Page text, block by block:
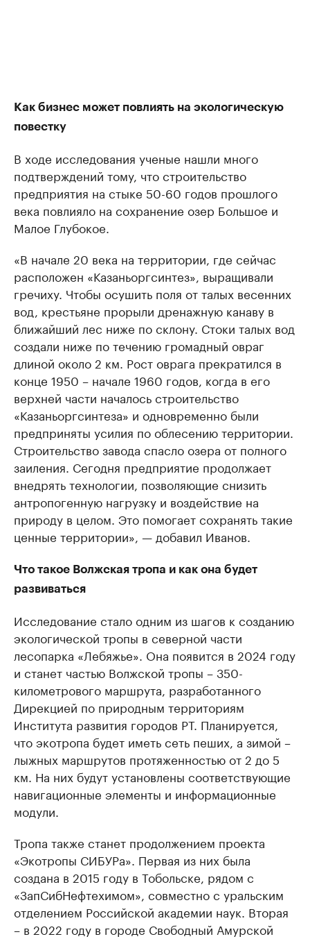
Как бизнес может повлиять на экологическую
повестку
В ходе исследования ученые нашли много
подтверждений тому, что строительство
предприятия на стыке 50-60 годов прошлого
века повлияло на сохранение озер Большое и
Малое Глубокое.
«В начале 20 века на территории, где сейчас
расположен «Казаньоргсинтез», выращивали
гречиху. Чтобы осушить поля от талых весенних
вод, крестьяне прорыли дренажную канаву в
ближайший лес ниже по склону. Стоки талых вод
создали ниже по течению громадный овраг
длиной около 2 км. Рост оврага прекратился в
конце 1950 – начале 1960 годов, когда в его
верхней части началось строительство
«Казаньоргсинтеза» и одновременно были
предприняты усилия по облесению территории.
Строительство завода спасло озера от полного
заиления. Сегодня предприятие продолжает
внедрять технологии, позволяющие снизить
антропогенную нагрузку и воздействие на
природу в целом. Это помогает сохранять такие
ценные территории», — добавил Иванов.
Что такое Волжская тропа и как она будет
развиваться
Исследование стало одним из шагов к созданию
экологической тропы в северной части
лесопарка «Лебяжье». Она появится в 2024 году
и станет частью Волжской тропы – 350-
километрового маршрута, разработанного
Дирекцией по природным территориям
Института развития городов РТ. Планируется,
что экотропа будет иметь сеть пеших, а зимой –
лыжных маршрутов протяженностью от 2 до 5
км. На них будут установлены соответствующие
навигационные элементы и информационные
модули.
Тропа также станет продолжением проекта
«Экотропы СИБУРа». Первая из них была
создана в 2015 году в Тобольске, рядом с
«ЗапСибНефтехимом», совместно с уральским
отделением Российской академии наук. Вторая
– в 2022 году в городе Свободный Амурской